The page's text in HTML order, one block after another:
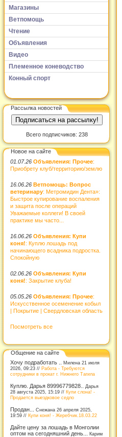
Магазины
Ветпомощь
Чтение
Объявления
Видео
Племенное коневодство
Конный спорт
Рассылка новостей
Всего подписчиков: 238
Новое на сайте
01.07.26 Объявления: Прочее:
Приобрету клуб/территорию/землю
16.06.26 Ветпомощь: Вопрос
ветеринару: Метромидин Дента»:
Быстрое купирование воспаления
и защита после операций
Уважаемые коллеги! В своей
практике мы часто...
16.06.26 Объявления: Купи
коня!: Куплю лошадь под
начинающего всадника подростка.
Спокойную
02.06.26 Объявления: Купи
коня!: Закрытие клуба!
05.05.26 Объявления: Прочее:
Искусственное осеменение кобыл
| Покрытие | Свердловская область
Посмотреть все
Общение на сайте
Хочу подработать .. Милена 21 июля
2026, 09:23 // Работа - Требуются
сотрудники в прокат г. Нижнего Тагила
Куплю. Дарья 89996779828..
Дарья
28 августа 2025, 15:19 // Купи слона! -
Продается выездковое седло
Продан... Снежана 26 апреля 2025,
19:59 // Купи коня! - Жеребчик.18.03.22
Дайте цену за лошадь в Монголии
оптом на сегодняшний день... Карим